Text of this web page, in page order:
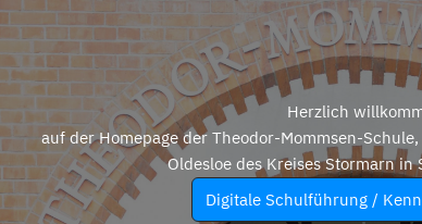
Herzlich
auf der Homepage der Theodor-Mommsen-
Oldesloe des Kreises Stormarn in
Digitale Schulführung /